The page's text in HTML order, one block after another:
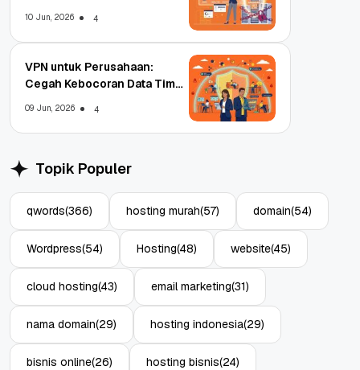
10 Jun, 2026 4
VPN untuk Perusahaan:
Cegah Kebocoran Data Tim
09 Jun, 2026 4
Topik Populer
qwords(366) hosting murah(57) domain(54)
Wordpress(54) Hosting(48) website(45)
cloud hosting(43) email marketing(31)
nama domain(29) hosting indonesia(29)
bisnis online(26) hosting bisnis(24)